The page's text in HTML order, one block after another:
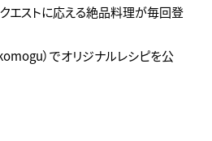
エストに応える絶品料理が毎回登
）でオリジナルレシピを公